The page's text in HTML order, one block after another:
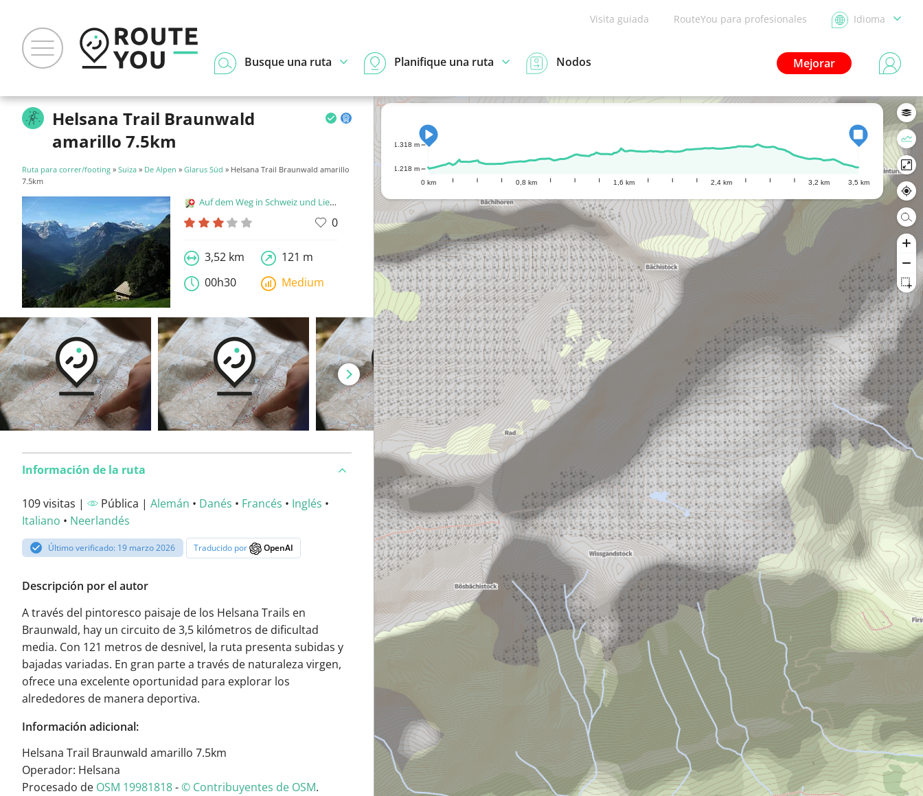
Visita guiada RouteYou para profesionales Idioma
Mejorar
Busque una ruta Planifique una ruta Nodos
Helsana Trail Braunwald
amarillo 7.5km
Ruta para correr/footing » Suiza » De Alpen » Glarus Süd » Helsana Trail Braunwald amarillo
7.5km
Auf dem Weg in Schweiz und Liechtenstein
0
3,52 km
121 m
00h30
Medium
Información de la ruta
109 visitas | Pública | Alemán • Danés • Francés • Inglés •
Italiano • Neerlandés
Último verificado: 19 marzo 2026 Traducido por OpenAI
Descripción por el autor
A través del pintoresco paisaje de los Helsana Trails en
Braunwald, hay un circuito de 3,5 kilómetros de dificultad
media. Con 121 metros de desnivel, la ruta presenta subidas y
bajadas variadas. En gran parte a través de naturaleza virgen,
ofrece una excelente oportunidad para explorar los
alrededores de manera deportiva.
Información adicional:
Helsana Trail Braunwald amarillo 7.5km
Operador: Helsana
Procesado de OSM 19981818-© Contribuyentes de OSM.
0 km 0,8 km 1,6 km 2,4 km 3,2 km 3,5 km
1.218 m
1.318 m